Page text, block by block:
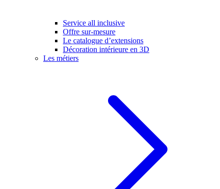
Service all inclusive
Offre sur-mesure
Le catalogue d’extensions
Décoration intérieure en 3D
Les métiers